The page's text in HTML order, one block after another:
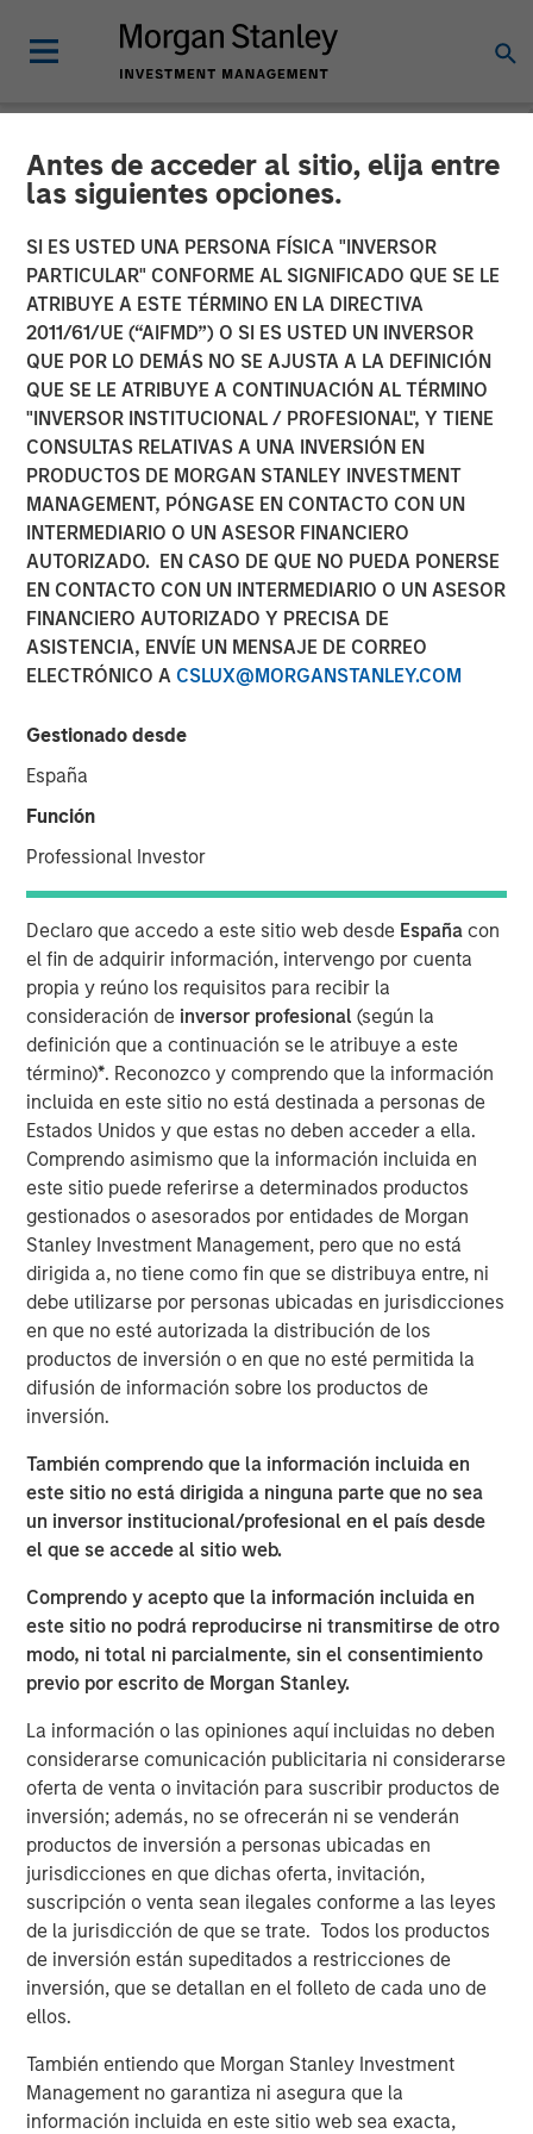
Antes de acceder al sitio, elija entre
las siguientes opciones.
SI ES USTED UNA PERSONA FÍSICA "INVERSOR
PARTICULAR" CONFORME AL SIGNIFICADO QUE SE LE
ATRIBUYE A ESTE TÉRMINO EN LA DIRECTIVA
2011/61/UE (“AIFMD”) O SI ES USTED UN INVERSOR
QUE POR LO DEMÁS NO SE AJUSTA A LA DEFINICIÓN
QUE SE LE ATRIBUYE A CONTINUACIÓN AL TÉRMINO
"INVERSOR INSTITUCIONAL / PROFESIONAL", Y TIENE
CONSULTAS RELATIVAS A UNA INVERSIÓN EN
PRODUCTOS DE MORGAN STANLEY INVESTMENT
MANAGEMENT, PÓNGASE EN CONTACTO CON UN
INTERMEDIARIO O UN ASESOR FINANCIERO
AUTORIZADO. EN CASO DE QUE NO PUEDA PONERSE
EN CONTACTO CON UN INTERMEDIARIO O UN ASESOR
FINANCIERO AUTORIZADO Y PRECISA DE
ASISTENCIA, ENVÍE UN MENSAJE DE CORREO
ELECTRÓNICO A CSLUX@MORGANSTANLEY.COM
Gestionado desde
España
Función
Professional Investor
Declaro que accedo a este sitio web desde España con
el fin de adquirir información, intervengo por cuenta
propia y reúno los requisitos para recibir la
consideración de inversor profesional(según la
definición que a continuación se le atribuye a este
término)*. Reconozco y comprendo que la información
incluida en este sitio no está destinada a personas de
Estados Unidos y que estas no deben acceder a ella.
Comprendo asimismo que la información incluida en
este sitio puede referirse a determinados productos
gestionados o asesorados por entidades de Morgan
Stanley Investment Management, pero que no está
dirigida a, no tiene como fin que se distribuya entre, ni
debe utilizarse por personas ubicadas en jurisdicciones
en que no esté autorizada la distribución de los
productos de inversión o en que no esté permitida la
difusión de información sobre los productos de
inversión.
También comprendo que la información incluida en
este sitio no está dirigida a ninguna parte que no sea
un inversor institucional/profesional en el país desde
el que se accede al sitio web.
Comprendo y acepto que la información incluida en
este sitio no podrá reproducirse ni transmitirse de otro
modo, ni total ni parcialmente, sin el consentimiento
previo por escrito de Morgan Stanley.
La información o las opiniones aquí incluidas no deben
considerarse comunicación publicitaria ni considerarse
oferta de venta o invitación para suscribir productos de
inversión; además, no se ofrecerán ni se venderán
productos de inversión a personas ubicadas en
jurisdicciones en que dichas oferta, invitación,
suscripción o venta sean ilegales conforme a las leyes
de la jurisdicción de que se trate. Todos los productos
de inversión están supeditados a restricciones de
inversión, que se detallan en el folleto de cada uno de
ellos.
También entiendo que Morgan Stanley Investment
Management no garantiza ni asegura que la
información incluida en este sitio web sea exacta,
NEWSROOM
Vbrick Appoints Paul
Sparta as Chief Executive
Officer
Vbrick, the leader in enterprise video solutions, today
announced the appointment of Paul Sparta as Chief
Executive Officer in addition to his role as Chairman of
the Board of Directors. Effective immediately he will
assume day-to-day leadership of the company and
spearhead its next phase of product innovation and
global growth.
28 OCTUBRE 2021
HERNDON, VA – October 28, 2021
announced the appointment of Paul Sparta as Chief
Executive Officer in addition to his role as Chairman of
the Board of Directors. Effective immediately he will
assume day-to-day leadership of the company and
spearhead its next phase of product innovation and
global growth.
Sparta brings more than twenty-five years of proven
leadership, operational expertise, and deep industry
experience to Vbrick. In addition to serving as Chairman
of Vbrick’s Board of Directors since 2012, he has held
multiple senior executive and board-level roles
throughout his career at high-growth enterprise software
and technology companies.
“Paul has played an instrumental role in Vbrick’s
evolution for nearly a decade and is uniquely qualified to
lead us in delivering the full potential of Vbrick’s
comprehensive enterprise video platform,” said Pete
Chung, Managing Director, Morgan Stanley Expansion
Capital, one of Vbrick’s primary investors. “I am thrilled to
supremely confident in his ability to drive momentum and
significant growth opportunities.”
“The addressable market for enterprise video platforms is
companies. This is due to the heavy lift that video
imposes on business via permissions, security, IP
protection, and private network utilization. Vbrick
removes these obstacles by providing a cloud-native
enterprise video platform securely integrated with
organizational policies, permissions, and network
requirements, all while providing deep functionality.
Vbrick is the only provider with the proven deployed
ability to handle the unified streaming, video-on-demand,
and management capabilities required by enterprises at
scale. Vbrick unlocks the true power of video for
enterprises.”
About Vbrick
Vbrick is the leading Enterprise Video Platform (EVP)
operational, performance, security and integration
barriers to adoption, unlocking the true power of video for